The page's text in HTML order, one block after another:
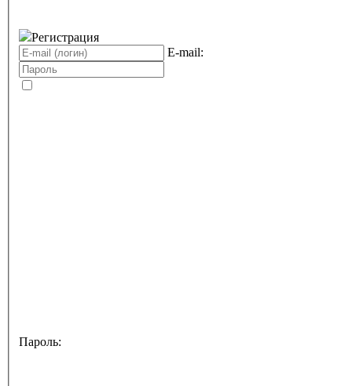
Регистрация
E-mail:
Пароль: